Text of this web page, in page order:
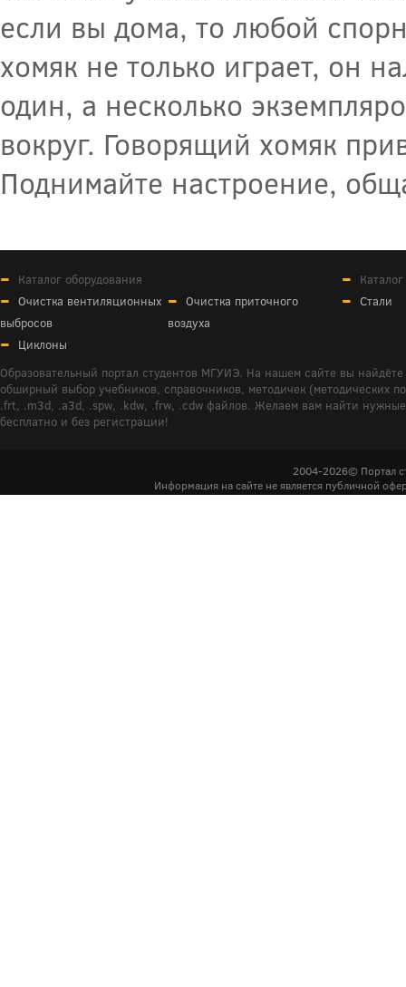
если вы дома, то любой
хомяк не только играет, он
один, а несколько
вокруг. Говорящий хомяк
Поднимайте настроение,
Каталог оборудования
Очистка вентиляционных
выбросов
Очистка приточного
воздуха
Циклоны
Стали
Образовательный портал студентов МГУИЭ. На нашем сайте вы
обширный выбор учебников, справочников, методичек (методических
.frt, .m3d, .a3d, .spw, .kdw, .frw, .cdw файлов. Желаем вам найти
бесплатно и без регистрации!
2004-2026© Портал
Информация на сайте не является публичной